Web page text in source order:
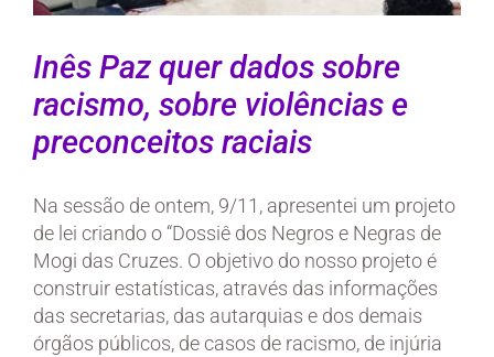
Inês Paz quer dados sobre
racismo, sobre violências e
preconceitos raciais
Na sessão de ontem, 9/11, apresentei um projeto
de lei criando o “Dossiê dos Negros e Negras de
Mogi das Cruzes. O objetivo do nosso projeto é
construir estatísticas, através das informações
das secretarias, das autarquias e dos demais
órgãos públicos, de casos de racismo, de injúria